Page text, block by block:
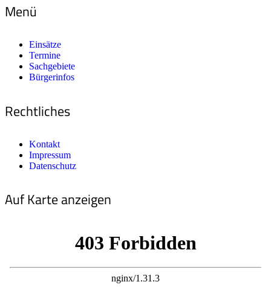
Menü
Einsätze
Termine
Sachgebiete
Bürgerinfos
Rechtliches
Kontakt
Impressum
Datenschutz
Auf Karte anzeigen